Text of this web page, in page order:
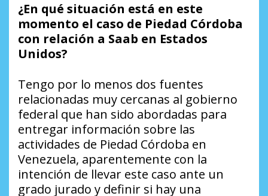
¿En qué situación está en este
momento el caso de Piedad Córdoba
con relación a Saab en Estados
Unidos?
Tengo por lo menos dos fuentes
relacionadas muy cercanas al gobierno
federal que han sido abordadas para
entregar información sobre las
actividades de Piedad Córdoba en
Venezuela, aparentemente con la
intención de llevar este caso ante un
grado jurado y definir si hay una